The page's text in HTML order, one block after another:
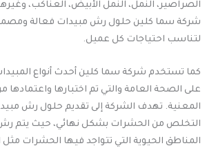
الصراصير، النمل، النمل الأبيض، العناكب،
شركة سما كلين حلول رش مبيدات فعالة
لتناسب احتياجات كل عميل.
كما تستخدم شركة سما كلين أحدث أنواع
على الصحة العامة والتي تم اختبارها
المعنية. تهدف الشركة إلى تقديم حلول رش
التخلص من الحشرات بشكل نهائي، حيث يتم رش
المناطق الحيوية التي تتواجد فيها الحشرات مثل